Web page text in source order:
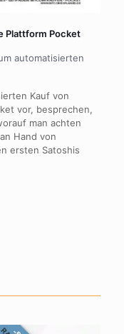
Plattform Pocket
automatisierten
Kauf von
vor, besprechen,
man achten
Hand von
ersten Satoshis